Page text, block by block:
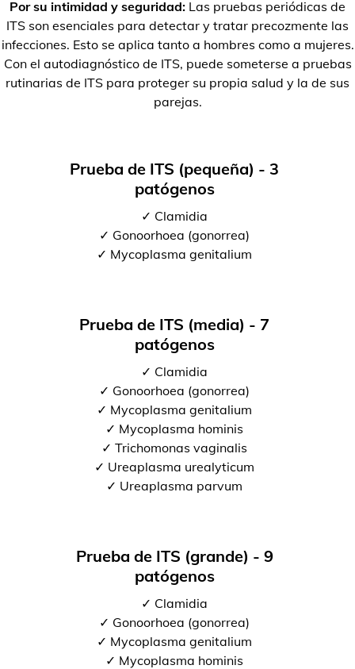
Por su intimidad y seguridad: Las pruebas periódicas de
ITS son esenciales para detectar y tratar precozmente las
infecciones. Esto se aplica tanto a hombres como a mujeres.
Con el autodiagnóstico de ITS, puede someterse a pruebas
rutinarias de ITS para proteger su propia salud y la de sus
parejas.
Prueba de ITS (pequeña) - 3
patógenos
✓ Clamidia
✓ Gonoorhoea (gonorrea)
✓ Mycoplasma genitalium
Prueba de ITS (media) - 7
patógenos
✓ Clamidia
✓ Gonoorhoea (gonorrea)
✓ Mycoplasma genitalium
✓ Mycoplasma hominis
✓ Trichomonas vaginalis
✓ Ureaplasma urealyticum
✓ Ureaplasma parvum
Prueba de ITS (grande) - 9
patógenos
✓ Clamidia
✓ Gonoorhoea (gonorrea)
✓ Mycoplasma genitalium
✓ Mycoplasma hominis